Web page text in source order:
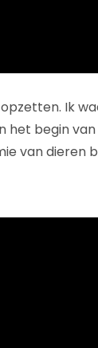
Ik
het begin
van dieren